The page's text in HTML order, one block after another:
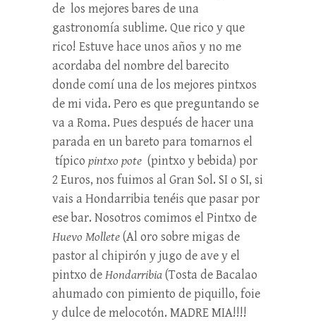
de los mejores bares de una
gastronomía sublime. Que rico y que
rico! Estuve hace unos años y no me
acordaba del nombre del barecito
donde comí una de los mejores pintxos
de mi vida. Pero es que preguntando se
va a Roma. Pues después de hacer una
parada en un bareto para tomarnos el
típico pintxo pote (pintxo y bebida) por
2 Euros, nos fuimos al Gran Sol. SI o SI, si
vais a Hondarribia tenéis que pasar por
ese bar. Nosotros comimos el Pintxo de
Huevo Mollete(Al oro sobre migas de
pastor al chipirón y jugo de ave y el
pintxo deHondarribia(Tosta de Bacalao
ahumado con pimiento de piquillo, foie
y dulce de melocotón. MADRE MIA!!!!